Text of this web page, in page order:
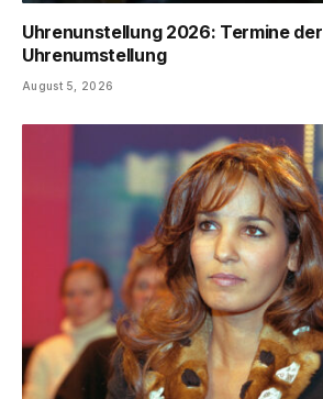
Uhrenunstellung 2026: Termine der
Uhrenumstellung
August 5, 2026